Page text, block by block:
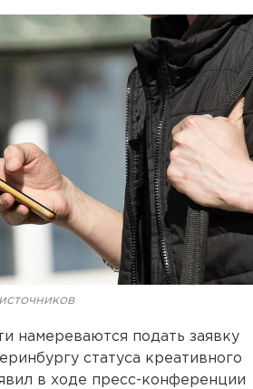
намереваются подать заявку
статуса креативного
в ходе пресс-конференции